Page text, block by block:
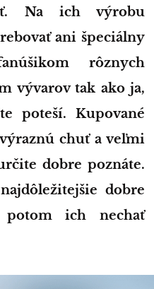
Na ich výrobu
ani špeciálny
rôznych
vývarov tak ako ja,
poteší. Kupované
chuť a veľmi
dobre poznáte.
dobre
potom ich nechať